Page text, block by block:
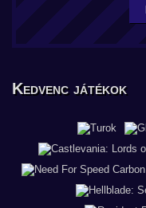
Kedvenc játékok